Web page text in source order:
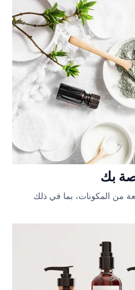
بك
من المكونات، بما في ذلك